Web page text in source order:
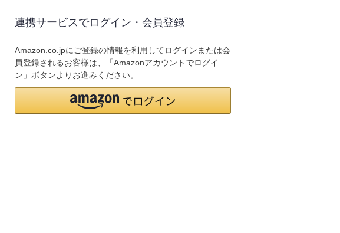
連携サービスでログイン・会員登録
Amazon.co.jpにご登録の情報を利用してログインまたは会
員登録されるお客様は、「Amazonアカウントでログイ
ン」ボタンよりお進みください。